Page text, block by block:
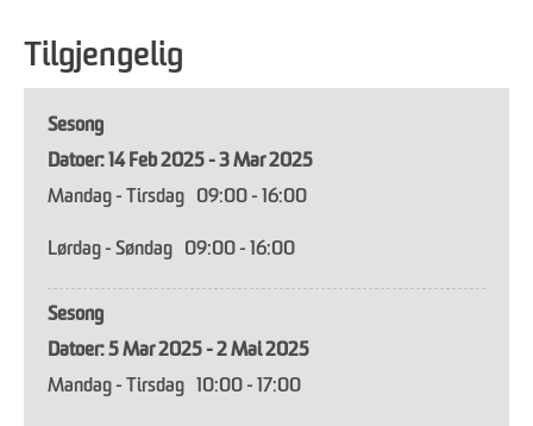
Tilgjengelig
Sesong
14 Feb 2025 - 3 Mar 2025
Mandag - Tirsdag
09:00 - 16:00
Lørdag - Søndag 09:00 - 16:00
Sesong
5 Mar 2025 - 2 Mai 2025
Mandag - Tirsdag
10:00 - 17:00